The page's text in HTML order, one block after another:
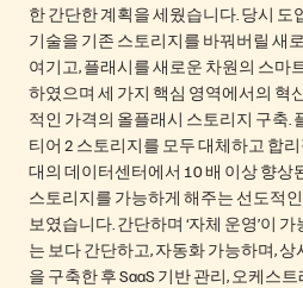
한 간단한 계획을 세웠습니다. 당시 도
기술을 기존 스토리지를 바꿔버릴 새
여기고, 플래시를 새로운 차원의 스마
하였으며 세 가지 핵심 영역에서의 혁
적인 가격의 올플래시 스토리지 구축.
티어 2 스토리지를 모두 대체하고 합
대의 데이터센터에서 10 배 이상 향상
스토리지를 가능하게 해주는 선도적
보였습니다. 간단하며 ‘자체 운영’이
는 보다 간단하고, 자동화 가능하며,
을 구축한 후 SaaS 기반 관리, 오케스